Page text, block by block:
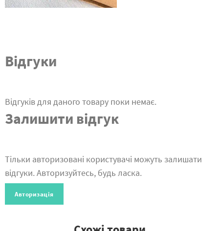
Відгуки
Відгуків для даного товару поки немає.
Залишити відгук
Тільки авторизовані користувачі можуть залишати
відгуки. Авторизуйтесь, будь ласка.
Авторизація